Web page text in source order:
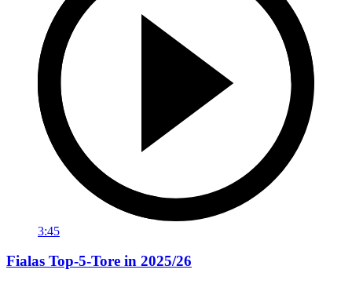
3:45
Fialas Top-5-Tore in 2025/26